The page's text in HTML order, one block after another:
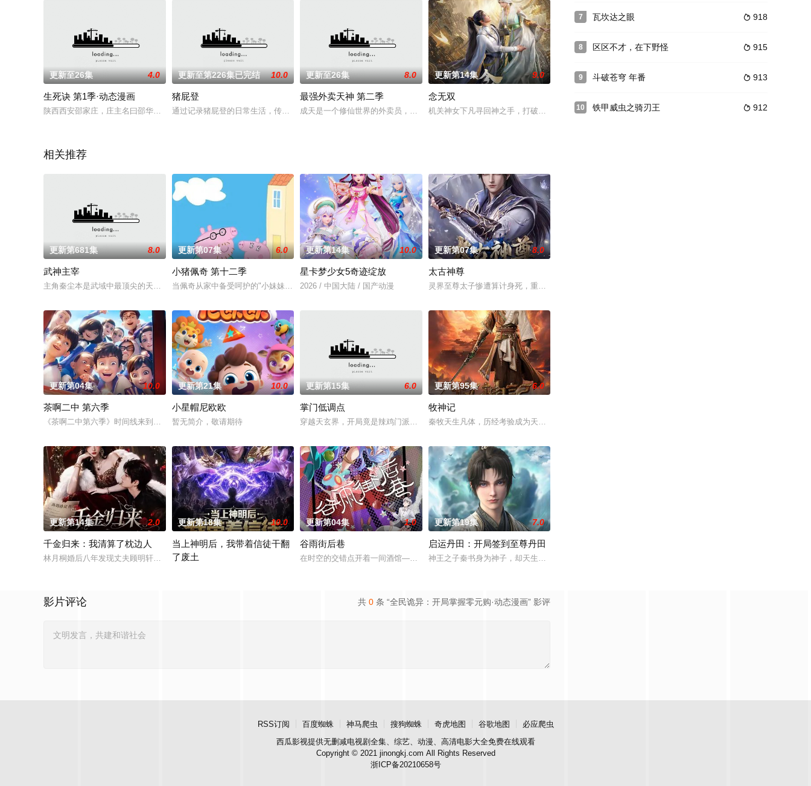
更新至26集 4.0
生死诀 第1季·动态漫画
陕西西安邵家庄，庄主名曰邵华山。才高八斗前途无量，上至西安誉素王府，下至劳苦大众都对其敬爱有加。堂堂状元之才，却在翰林院
更新至第226集已完结 10.0
猪屁登
通过记录猪屁登的日常生活，传递有爱，正能量的生活态度，幽默搞笑神转折
更新至26集 8.0
最强外卖天神 第二季
成天是一个修仙世界的外卖员，看似普通的外表，但是却承担了关乎世界命运的超强能力，在执行外卖派单的路上总是遇到各种麻烦，不
更新第14集 9.0
念无双
机关神女下凡寻回神之手，打破规则逆天改命历经绝世旷恋，事业爱情双丰收。看拿到热血少年漫剧本的大女
相关推荐
更新第681集 8.0
武神主宰
主角秦尘本是武域中最顶尖的天才强者，却遭歹人暗算，陨落大陆禁地死亡峡谷。必死无疑的秦尘，却意外触发神秘古剑的力量…… 三
更新第07集 6.0
小猪佩奇 第十二季
当佩奇从家中备受呵护的"小妹妹"一跃成为肩负责任的"大姐姐"，而乔治从集万千宠爱
更新第14集 10.0
星卡梦少女5奇迹绽放
2026 / 中国大陆 / 国产动漫
更新第07集 8.0
太古神尊
灵界至尊太子惨遭算计身死，重生跌落凡尘沦为底层杂役！身怀绝世造化神丹与逆天功法，仅凭一柄锈剑掀翻
更新第04集 10.0
茶啊二中 第六季
《茶啊二中第六季》时间线来到初三，欢乐的校园日常仍在继续，孩子们迎来了老师、家长们更多的“关爱”，也面临着新的成长挑战，
更新第21集 10.0
小星帽尼欧欧
暂无简介，敬请期待
更新第15集 6.0
掌门低调点
穿越天玄界，开局竟是辣鸡门派掌门人！都市氪金人重生游戏异界，拿玩家当走狗，收世界主角做小弟，论装逼我只认天下第一！
更新第95集 6.0
牧神记
秦牧天生凡体，历经考验成为天魔教教主，被延康国封为第一任太学博士。延康国叛乱之战中秦牧引来魔神，
更新第14集 2.0
千金归来：我清算了枕边人
林月桐婚后八年发现丈夫顾明轩联合情人苏婉、婆家图谋自家百亿林氏集团，甚至下药谋害她与外公。她结识受尽原生家庭拖累的苏洛，
更新第18集 10.0
当上神明后，我带着信徒干翻
了废土
更新第04集 1.0
谷雨街后巷
在时空的交错点开着一间酒馆——谷雨街后巷。 无论城市的角落，还是繁星坠落的荒漠， 穿过现实的迷宫，欢迎光临“谷雨街后巷”
更新第19集 7.0
启运丹田：开局签到至尊丹田
神王之子秦书身为神子，却天生凡体凡命，受尽天道界众人部夷厌弃甚至要被夺去神子身份，贬入凡间。直到
共 0 条 “全民诡异：开局掌握零元购·动态漫画” 影评
影片评论
7  918
瓦坎达之眼
8  915
区区不才，在下野怪
9  913
斗破苍穹 年番
10  912
铁甲威虫之骑刃王
RSS订阅 百度蜘蛛 神马爬虫 搜狗蜘蛛 奇虎地图 谷歌地图
必应爬虫
西瓜影视提供无删减电视剧全集、综艺、动漫、高清电影大全免费在线观看
Copyright © 2021 jinongkj.com All Rights Reserved
浙ICP备20210658号